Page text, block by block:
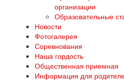
организации
Образовательные
Новости
Фотогалерея
Соревнования
Наша гордость
Общественная приемная
Информация для